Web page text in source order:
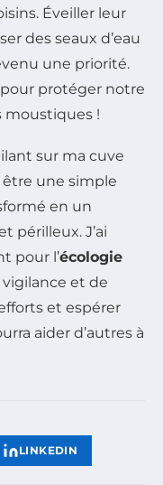
Éveiller leur
des seaux d’eau
une priorité.
protéger notre
moustiques !
sur ma cuve
être une simple
en un
périlleux. J’ai
pour l’écologie
vigilance et de
et espérer
aider d’autres à
LINKEDIN